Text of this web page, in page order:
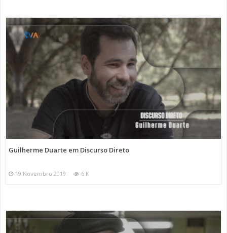
Guilherme Duarte em Discurso Direto
19 Novembro 2019 6 K